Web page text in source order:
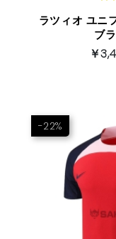
ラツィオ ユニ
ブ
￥
-22%